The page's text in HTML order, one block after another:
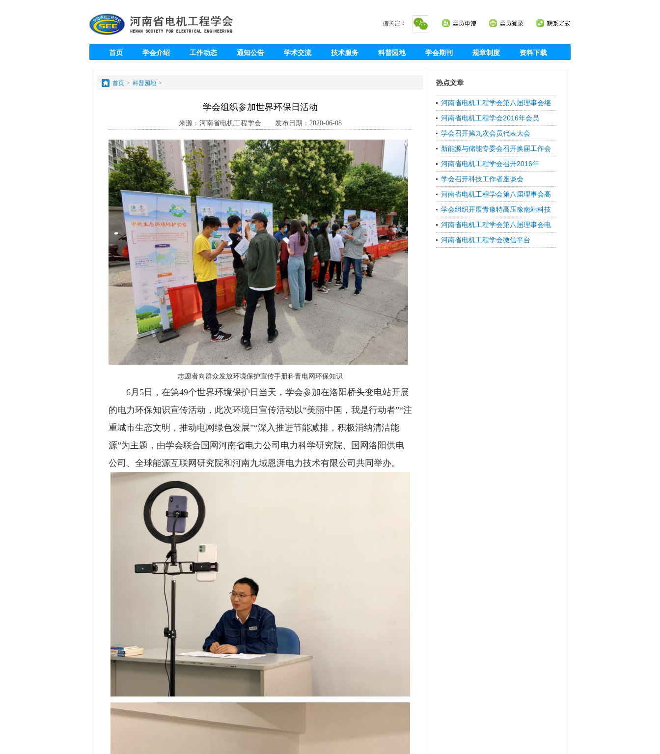
首页 学会介绍 工作动态 通知公告 学术交流 技术服务 科普园地 学会期刊 规章制度 资料下载
专题 会员
首页 > 科普园地 >
学会组织参加世界环保日活动
来源：河南省电机工程学会 发布日期：2020-06-08
志愿者向群众发放环境保护宣传手册科普电网环保知识
6月5日，在第49个世界环境保护日当天，学会参加在洛阳桥头变电站开展
的电力环保知识宣传活动，此次环境日宣传活动以“美丽中国，我是行动者”“注
重城市生态文明，推动电网绿色发展”“深入推进节能减排，积极消纳清洁能
源”为主题，由学会联合国网河南省电力公司电力科学研究院、国网洛阳供电
公司、全球能源互联网研究院和河南九域恩湃电力技术有限公司共同举办。
热点文章
河南省电机工程学会第八届理事会继
河南省电机工程学会2016年会员
学会召开第九次会员代表大会
新能源与储能专委会召开换届工作会
河南省电机工程学会召开2016年
学会召开科技工作者座谈会
河南省电机工程学会第八届理事会高
学会组织开展青豫特高压豫南站科技
河南省电机工程学会第八届理事会电
河南省电机工程学会微信平台